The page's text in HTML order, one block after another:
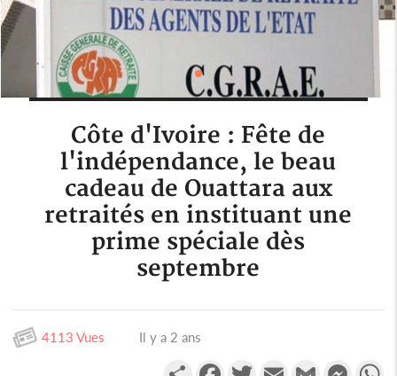
Côte d'Ivoire : Fête de
l'indépendance, le beau
cadeau de Ouattara aux
retraités en instituant une
prime spéciale dès
septembre
4113 Vues Il y a 2 ans
PartagerFacebookTwitterEmail Gmail